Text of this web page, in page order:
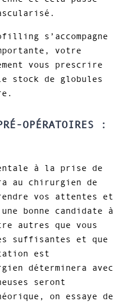
s’accompagne
votre
vous prescrire
stock de globules
OPÉRATOIRES :
à la prise de
au chirurgien de
vos attentes et
bonne candidate à
autres que vous
suffisantes et que
est
déterminera avec
seront
on essaye de